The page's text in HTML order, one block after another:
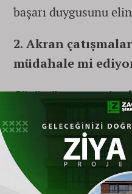
başarı duygusunu
2. Akran
müdahale mi
Çözümü onun yerine
ve problem çözme
açabilir.
3. Okul süreçlerini
denetliyorsunuz?